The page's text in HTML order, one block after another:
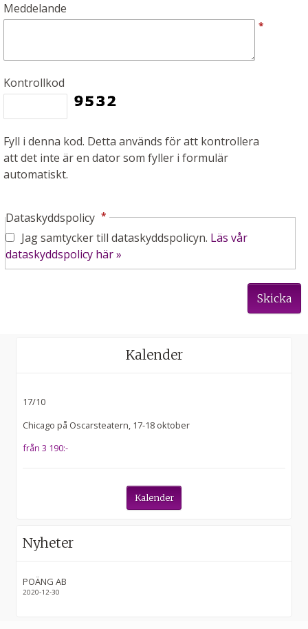
Meddelande
*
Kontrollkod
Fyll i denna kod. Detta används för att kontrollera
att det inte är en dator som fyller i formulär
automatiskt.
Dataskyddspolicy *
Jag samtycker till dataskyddspolicyn. Läs vår
dataskyddspolicy här »
POÄNG AB
Torggatan 37
Kalender
17/10
Chicago på Oscarsteatern, 17-18 oktober
från 3 190:-
Kalender
Nyheter
POÄNG AB
2020-12-30